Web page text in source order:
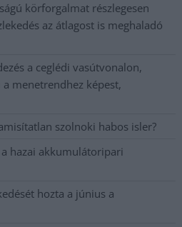
körforgalmat részlegesen
az átlagost is meghaladó
a ceglédi vasútvonalon,
menetrendhez képest,
szolnoki habos isler?
hazai akkumulátoripari
hozta a június a